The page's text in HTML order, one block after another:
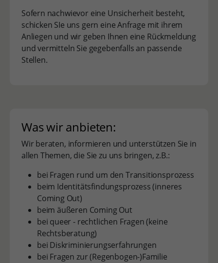
Sofern nachwievor eine Unsicherheit besteht,
schicken SIe uns gern eine Anfrage mit ihrem
Anliegen und wir geben Ihnen eine Rückmeldung
und vermitteln Sie gegebenfalls an passende
Stellen.
Was wir anbieten:
Wir beraten, informieren und unterstützen Sie in
allen Themen, die Sie zu uns bringen, z.B.:
bei Fragen rund um den Transitionsprozess
beim Identitätsfindungsprozess (inneres
Coming Out)
beim äußeren Coming Out
bei queer - rechtlichen Fragen (keine
Rechtsberatung)
bei Diskriminierungserfahrungen
bei Fragen zur (Regenbogen-)Familie